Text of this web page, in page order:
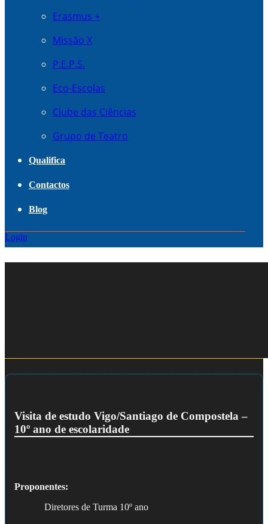
Erasmus +
Missão X
P.E.P.S.
Eco-Escolas
Clube das Ciências
Grupo de Teatro
Qualifica
Contactos
Blog
Login
Visita de estudo Vigo/Santiago de Compostela –
10º ano de escolaridade
Proponentes:
Diretores de Turma 10º ano